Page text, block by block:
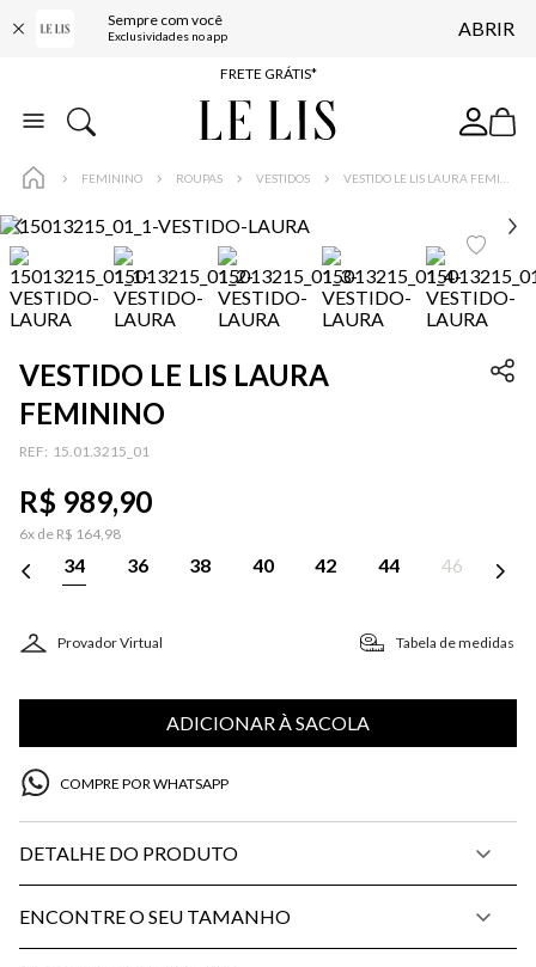
Sempre com você
Exclusividades no app ABRIR
ENTREGA EXPRESSA*
FRETE GRÁTIS*
BAIXE O APP
FEMININO ROUPAS VESTIDOS
VESTIDO LE LIS LAURA
FEMININO
: 15.01.3215_01
R$ 989,90
6x de R$ 164,98
34 36 38 40 42 44 46
Provador Virtual Tabela de medidas
ADICIONAR À SACOLA
COMPRE POR WHATSAPP
DETALHE DO PRODUTO
ENCONTRE O SEU TAMANHO